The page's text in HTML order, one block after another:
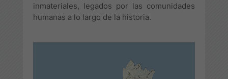
inmateriales, legados por las comunidades
humanas a lo largo de la historia.